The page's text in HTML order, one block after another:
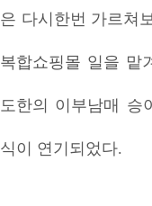
은 다시한번 가르쳐
복합쇼핑몰 일을 맡
도한의 이부남매 승
식이 연기되었다.